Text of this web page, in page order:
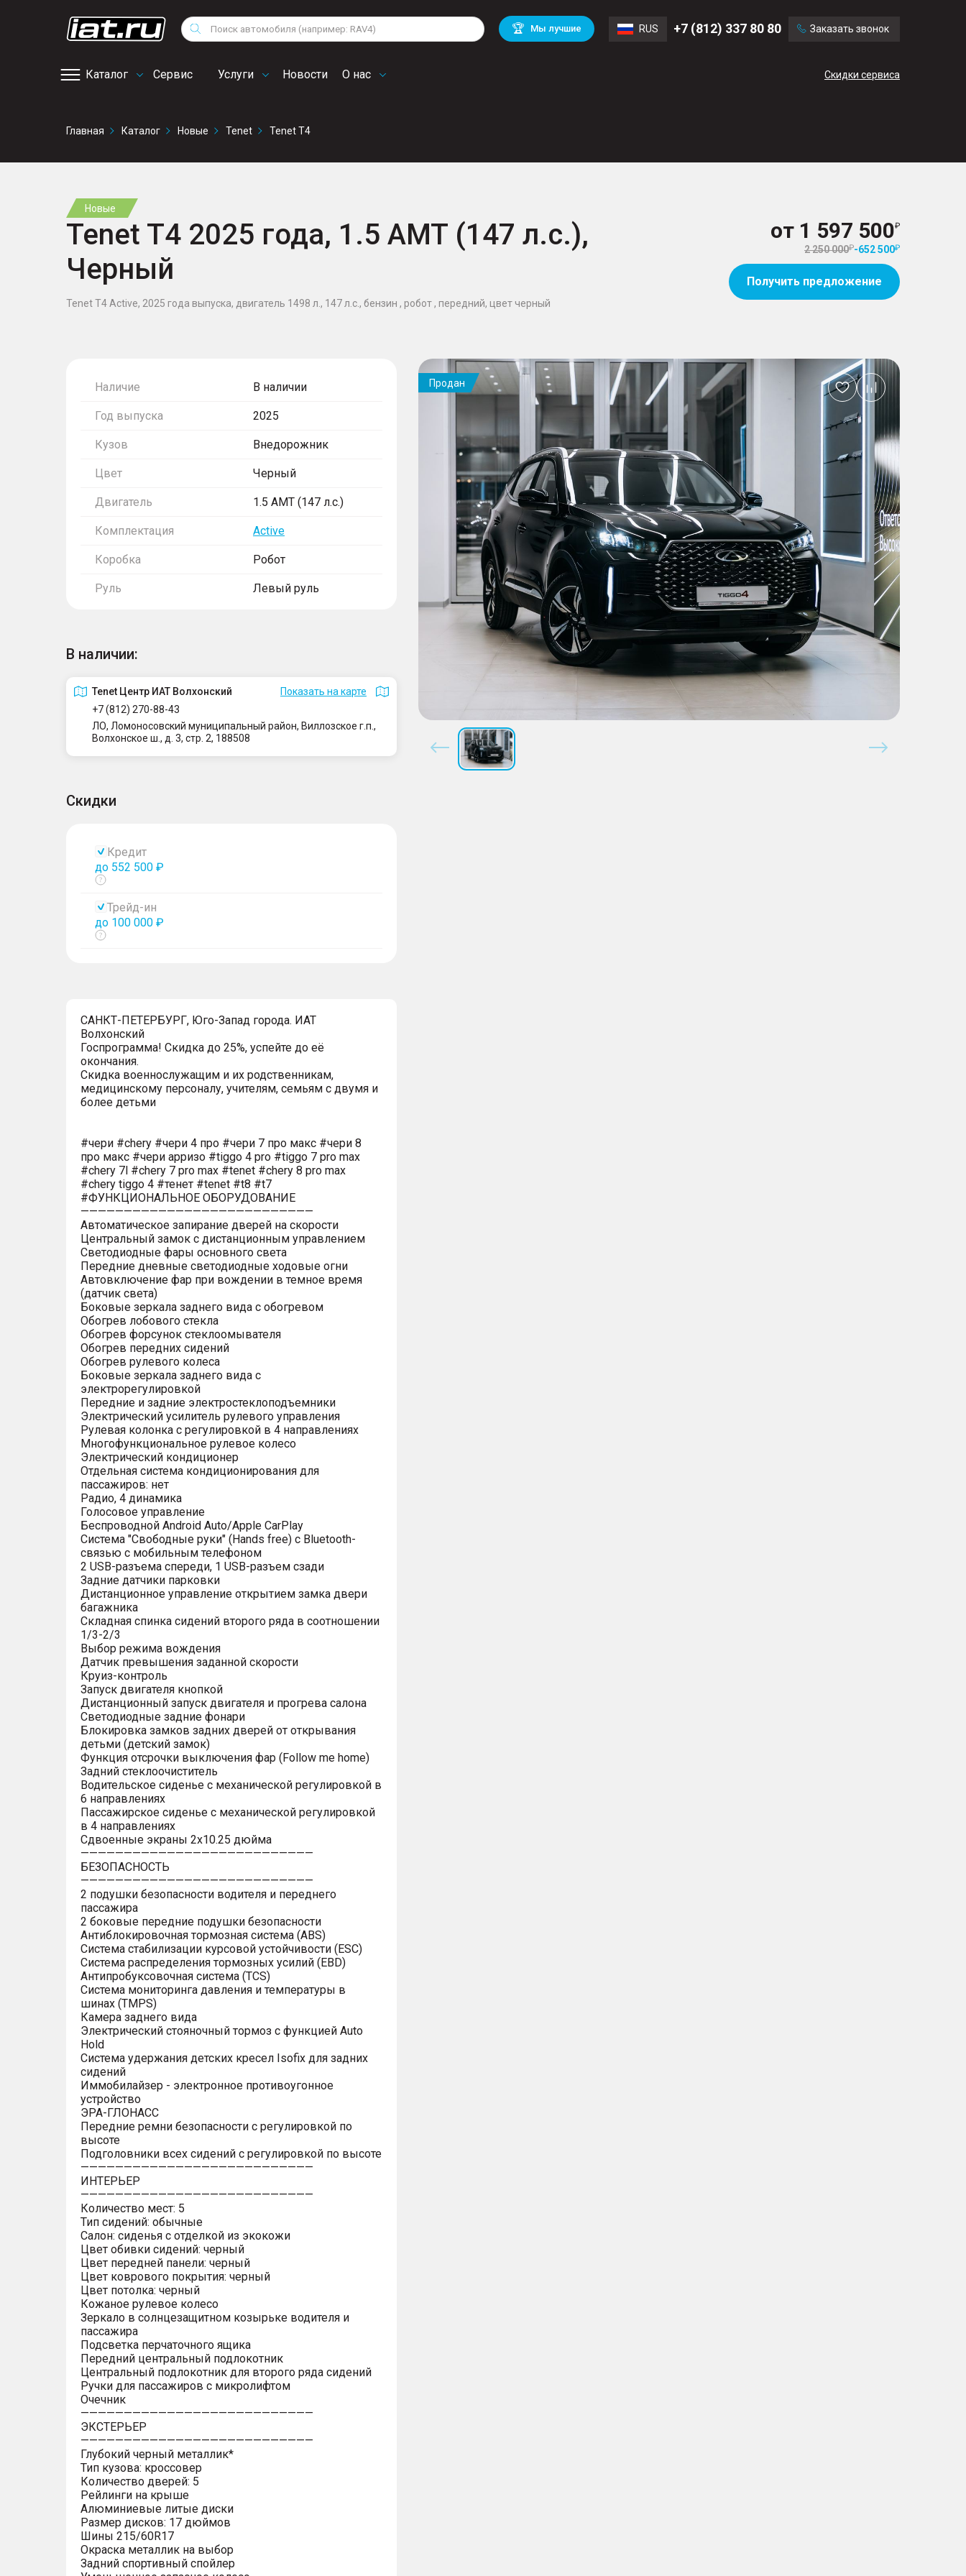
Поиск 🏆 Мы лучшие RUS +7 (812) 337 80 80 Заказать звонок
Каталог Сервис
сервис
Услуги Новости О нас Скидки сервиса
Снегоходы
Квадроциклы
Volkswagen
Mitsubishi BMW
Audi
Chevrolet Volvo
Главная Каталог Новые Tenet Tenet T4
Новые
Tenet T4 2025 года, 1.5 AMT (147 л.с.),
Черный
Tenet T4 Active, 2025 года выпуска, двигатель 1498 л., 147 л.с., бензин , робот , передний, цвет черный
от 1 597 500
2 250 000 -652 500
Получить предложение
Наличие В наличии
Год выпуска 2025
Кузов Внедорожник
Цвет Черный
Двигатель 1.5 AMT (147 л.с.)
Комплектация Active
Коробка Робот
Руль Левый руль
В наличии:
Tenet Центр ИАТ Волхонский
Показать на карте
+7 (812) 270-88-43
ЛО, Ломоносовский муниципальный район, Виллозское г.п.,
Волхонское ш., д. 3, стр. 2, 188508
Скидки
Кредит
до 552 500 ₽
Показать
Трейд-ин
до 100 000 ₽
Показать
САНКТ-ПЕТЕРБУРГ, Юго-Запад города. ИАТ
Волхонский
Госпрограмма! Скидка до 25%, успейте до её
окончания.
Скидка военнослужащим и их родственникам,
медицинскому персоналу, учителям, семьям с двумя и
более детьми
#чери #chery #чери 4 про #чери 7 про макс #чери 8
про макс #чери арризо #tiggo 4 pro #tiggo 7 pro max
#chery 7l #chery 7 pro max #tenet #chery 8 pro max
#chery tiggo 4 #тенет #tenet #t8 #t7
#ФУНКЦИОНАЛЬНОЕ ОБОРУДОВАНИЕ
———————————————————————————
Автоматическое запирание дверей на скорости
Центральный замок с дистанционным управлением
Светодиодные фары основного света
Передние дневные светодиодные ходовые огни
Автовключение фар при вождении в темное время
(датчик света)
Боковые зеркала заднего вида с обогревом
Обогрев лобового стекла
Обогрев форсунок стеклоомывателя
Обогрев передних сидений
Обогрев рулевого колеса
Боковые зеркала заднего вида с
электрорегулировкой
Передние и задние электростеклоподъемники
Электрический усилитель рулевого управления
Рулевая колонка с регулировкой в 4 направлениях
Многофункциональное рулевое колесо
Электрический кондиционер
Отдельная система кондиционирования для
пассажиров: нет
Радио, 4 динамика
Голосовое управление
Беспроводной Android Auto/Apple CarPlay
Система "Свободные руки" (Hands free) с Bluetooth-
связью с мобильным телефоном
2 USB-разъема спереди, 1 USB-разъем сзади
Задние датчики парковки
Дистанционное управление открытием замка двери
багажника
Складная спинка сидений второго ряда в соотношении
1/3-2/3
Выбор режима вождения
Датчик превышения заданной скорости
Круиз-контроль
Запуск двигателя кнопкой
Дистанционный запуск двигателя и прогрева салона
Светодиодные задние фонари
Блокировка замков задних дверей от открывания
детьми (детский замок)
Функция отсрочки выключения фар (Follow me home)
Задний стеклоочиститель
Водительское сиденье с механической регулировкой в
6 направлениях
Пассажирское сиденье с механической регулировкой
в 4 направлениях
Сдвоенные экраны 2х10.25 дюйма
———————————————————————————
БЕЗОПАСНОСТЬ
———————————————————————————
2 подушки безопасности водителя и переднего
пассажира
2 боковые передние подушки безопасности
Антиблокировочная тормозная система (ABS)
Система стабилизации курсовой устойчивости (ESC)
Система распределения тормозных усилий (EBD)
Антипробуксовочная система (TCS)
Система мониторинга давления и температуры в
шинах (TMPS)
Камера заднего вида
Электрический стояночный тормоз с функцией Auto
Hold
Система удержания детских кресел Isofix для задних
сидений
Иммобилайзер - электронное противоугонное
устройство
ЭРА-ГЛОНАСС
Передние ремни безопасности с регулировкой по
высоте
Подголовники всех сидений с регулировкой по высоте
———————————————————————————
ИНТЕРЬЕР
———————————————————————————
Количество мест: 5
Тип сидений: обычные
Салон: сиденья с отделкой из экокожи
Цвет обивки сидений: черный
Цвет передней панели: черный
Цвет коврового покрытия: черный
Цвет потолка: черный
Кожаное рулевое колесо
Зеркало в солнцезащитном козырьке водителя и
пассажира
Подсветка перчаточного ящика
Передний центральный подлокотник
Центральный подлокотник для второго ряда сидений
Ручки для пассажиров с микролифтом
Очечник
———————————————————————————
ЭКСТЕРЬЕР
———————————————————————————
Глубокий черный металлик*
Тип кузова: кроссовер
Количество дверей: 5
Рейлинги на крыше
Алюминиевые литые диски
Размер дисков: 17 дюймов
Шины 215/60R17
Окраска металлик на выбор
Задний спортивный спойлер
Продан
Добавить
в
избранное